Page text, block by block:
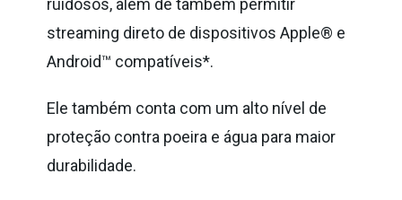
ruidosos, além de também permitir
streaming direto de dispositivos Apple® e
Android™ compatíveis*.
Ele também conta com um alto nível de
proteção contra poeira e água para maior
durabilidade.